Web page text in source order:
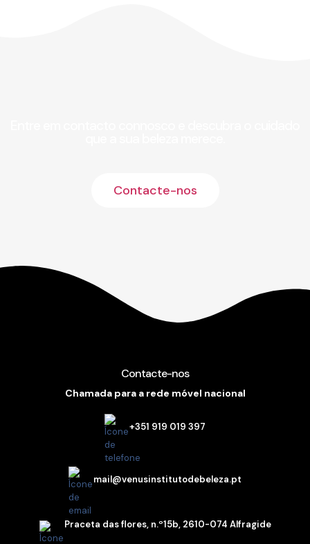
Contacte-nos
Contacte-nos
Chamada para a rede móvel nacional
+351 919 019 397
mail@venusinstitutodebeleza.pt
Praceta das flores, n.º15b, 2610-074 Alfragide